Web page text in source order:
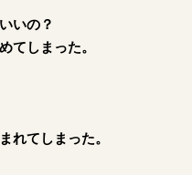
いの？
てしまった。
れてしまった。